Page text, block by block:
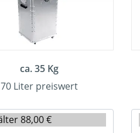
ca. 35 Kg
70 Liter preiswert